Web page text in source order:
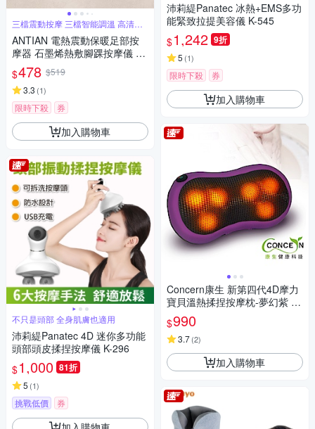
三檔震動按摩 三檔智能調溫 高清智
能顯屏
ANTIAN 電熱震動保暖足部按
摩器 石墨烯熱敷腳踝按摩儀 腳
踝關節發熱按摩放鬆器
$478 $519
3.3 (1)
限時下殺 券
加入購物車
不只是頭部 全身肌膚也適用
沛莉緹Panatec 4D 迷你多功能
頭部頭皮揉捏按摩儀 K-296
$1,000 81折
5 (1)
挑戰低價 券
沛莉緹Panatec 冰熱+EMS多功
能緊致拉提美容儀 K-545
$1,242 9折
5 (1)
限時下殺 券
加入購物車
Concern康生 新第四代4D摩力
寶貝溫熱揉捏按摩枕-夢幻紫 C
ON-1288
$990
3.7(2)
加入購物車